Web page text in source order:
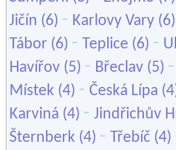
Jičín (6) - Karlovy Vary (6)
Tábor (6) - Teplice (6) -
Havířov (5) - Břeclav (5) -
Místek (4) - Česká Lípa
Karviná (4) - Jindřichův
Šternberk (4) - Třebíč (4)